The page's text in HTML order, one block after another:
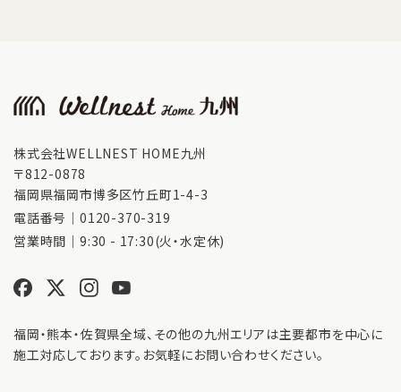
株式会社WELLNEST HOME九州
〒812-0878
福岡県福岡市博多区竹丘町1-4-3
電話番号｜ 0120-370-319
営業時間｜9:30 - 17:30(火・水定休)
福岡・熊本・佐賀県全域、その他の九州エリアは主要都市を中心に
施工対応しております。お気軽にお問い合わせください。